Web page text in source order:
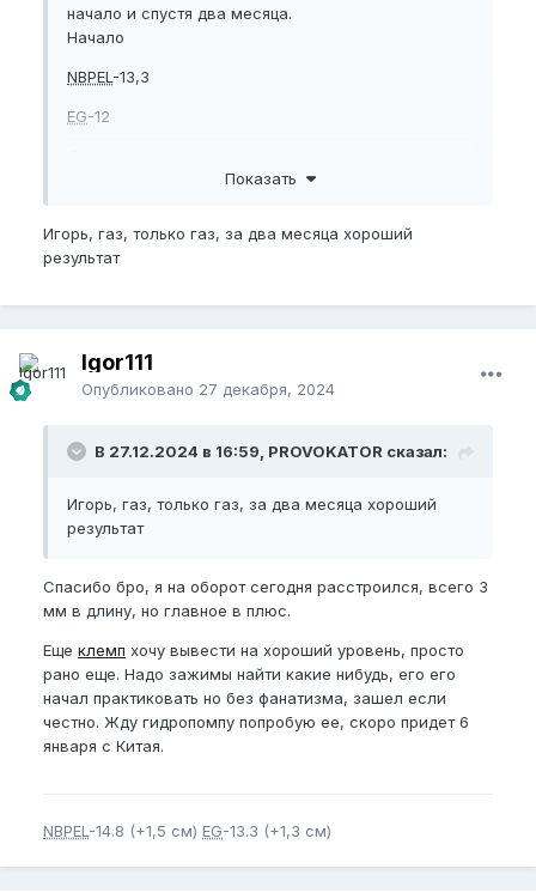
начало и спустя два месяца.
Начало
NBPEL -13,3
EG-12
EG-13
-13,3
Начал дополнять разнообразим тренировок.
вечером джелк,веревка , помпа, (змейка) - я так
назвал упражнение, у вас по другому называется,
чередую, какие-то делаю сегодня, какие-то
завтра.
всем добра ребята.
Пожалуйста,зарегистрируйтесьили
войдите, чтобы увидеть скрытое
изображение.
Пожалуйста,зарегистрируйтесь
Показать
Игорь, газ, только газ, за два месяца хороший
результат
Igor111
Опубликовано 27 декабря, 2024
В 27.12.2024 в 16:59, PROVOKATOR сказал:
Игорь, газ, только газ, за два месяца хороший
результат
Спасибо бро, я на оборот сегодня расстроился, всего 3
мм в длину, но главное в плюс.
Еще клемп хочу вывести на хороший уровень, просто
рано еще. Надо зажимы найти какие нибудь, его его
начал практиковать но без фанатизма, зашел если
честно. Жду гидропомпу попробую ее, скоро придет 6
января с Китая.
NBPEL -14.8 (+1,5 см) EG-13.3 (+1,3 см)